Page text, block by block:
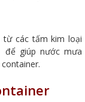
từ các tấm kim loại
giúp nước mưa